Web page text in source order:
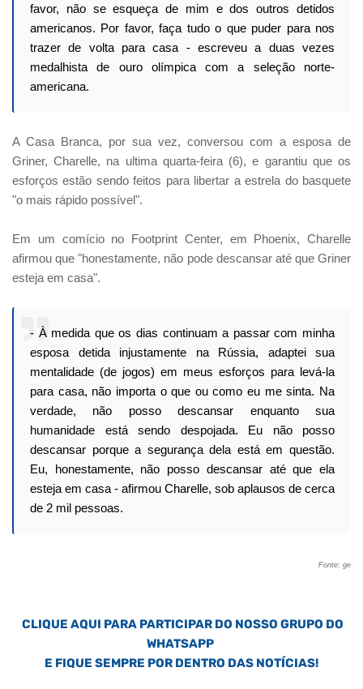
favor, não se esqueça de mim e dos outros detidos
americanos. Por favor, faça tudo o que puder para nos
trazer de volta para casa - escreveu a duas vezes
medalhista de ouro olímpica com a seleção norte-
americana.
A Casa Branca, por sua vez, conversou com a esposa de
Griner, Charelle, na ultima quarta-feira (6), e garantiu que os
esforços estão sendo feitos para libertar a estrela do basquete
"o mais rápido possível".
Em um comício no Footprint Center, em Phoenix, Charelle
afirmou que "honestamente, não pode descansar até que Griner
esteja em casa".
- À medida que os dias continuam a passar com minha
esposa detida injustamente na Rússia, adaptei sua
mentalidade (de jogos) em meus esforços para levá-la
para casa, não importa o que ou como eu me sinta. Na
verdade, não posso descansar enquanto sua
humanidade está sendo despojada. Eu não posso
descansar porque a segurança dela está em questão.
Eu, honestamente, não posso descansar até que ela
esteja em casa - afirmou Charelle, sob aplausos de cerca
de 2 mil pessoas.
Fonte: ge
CLIQUE AQUI PARA PARTICIPAR DO NOSSO GRUPO DO
WHATSAPP
E FIQUE SEMPRE POR DENTRO DAS NOTÍCIAS!